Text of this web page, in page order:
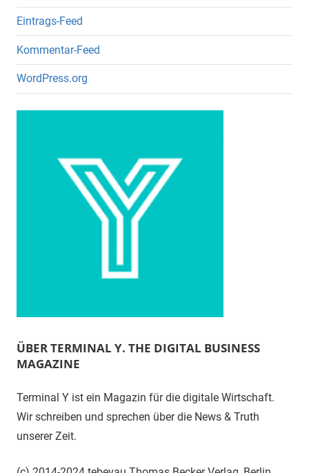
Eintrags-Feed
Kommentar-Feed
WordPress.org
ÜBER TERMINAL Y. THE DIGITAL BUSINESS
MAGAZINE
Terminal Y ist ein Magazin für die digitale Wirtschaft.
Wir schreiben und sprechen über die News & Truth
unserer Zeit.